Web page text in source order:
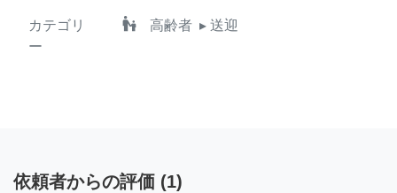
カテゴリ
ー
escalator_warning 高齢者 ▸ 送迎
依頼者からの評価 (1)